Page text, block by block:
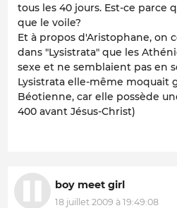
tous les 40 jours. Est-ce parce
que le voile?
Et à propos d'Aristophane, on
dans "Lysistrata" que les
sexe et ne semblaient pas en
Lysistrata elle-même moquait
Béotienne, car elle possède
400 avant Jésus-Christ)
boy meet girl
18 juillet 2009 à 19:49:08